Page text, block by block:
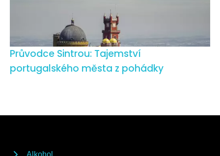
Průvodce Sintrou: Tajemství
portugalského města z pohádky
Alkohol